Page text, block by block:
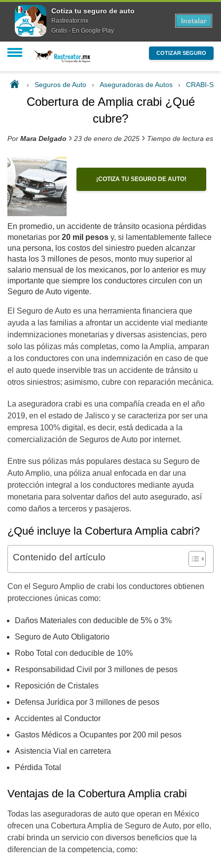
COTIZAR SEGURO
› Seguros de Auto › Aseguradoras de Autos › CRABI-
Cobertura de Amplia crabi ¿Qué
cubre?
Por Mara Delgado › 23 de enero de 2025 › Tiempo de lectura
¡COTIZA TU SEGURO DE AUTO!
En promedio, un accidente de tránsito ocasiona pérdidas
monetarias por 20 mil pesos y, si lamentablemente fallece
una persona, los costos del siniestro pueden alcanzar
hasta los 3 millones de pesos, monto muy superior al
salario mensual de los mexicanos, por lo anterior es muy
importante que siempre los conductores circulen con un
Seguro de Auto vigente.
El Seguro de Auto es una herramienta financiera que
ayuda a las familias a afrontar un accidente vial mediante
indemnizaciones monetarias y diversas asistencias, pero
solo las pólizas más completas, como la Amplia, amparan
a los conductores con una indemnización en caso de que
el auto quede inservible tras un accidente de tránsito u
otros siniestros; asimismo, cubre con reparación mecánica.
La aseguradora crabi es una compañía creada en el año
2019, en el estado de Jalisco y se caracteriza por ser una
empresa 100% digital, es decir, está dedicada a la
comercialización de Seguros de Auto por internet.
Entre sus pólizas más populares destaca su Seguro de
Auto Amplio, una póliza anual enfocada en dar una
protección integral a los conductores mediante ayuda
monetaria para solventar daños del auto asegurado, así
como daños a terceros y pasajeros.
¿Qué incluye la Cobertura Amplia cabri?
Contenido del artículo
Con el Seguro Amplio de crabi los conductores obtienen
protecciones únicas como:
Daños Materiales con deducible de 5% o 3%
Seguro de Auto Obligatorio
Robo Total con deducible de 10%
Responsabilidad Civil por 3 millones de pesos
Reposición de Cristales
Defensa Jurídica por 3 millones de pesos
Accidentes al Conductor
Gastos Médicos a Ocupantes por 200 mil pesos
Asistencia Vial en carretera
Pérdida Total
Ventajas de la Cobertura Amplia crabi
Todas las aseguradoras de auto que operan en México
ofrecen una Cobertura Amplia de Seguro de Auto, por ello,
crabi brinda un servicio con diversos beneficios que la
diferencian de la competencia, como:
Cotiza tu seguro de auto
Rastreator.mx
Gratis - En Google Play
Instalar